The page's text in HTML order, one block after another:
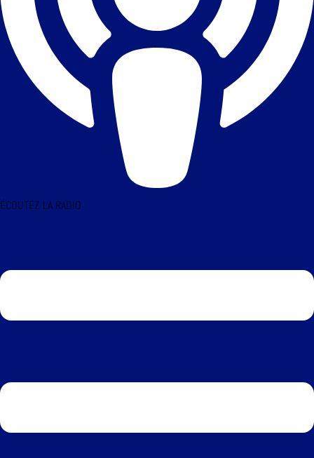
ÉCOUTEZ LA RADIO